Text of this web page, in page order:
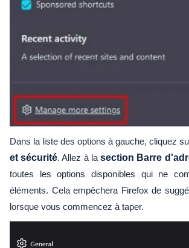
Dans la liste des options à gauche, cliquez
et sécurité. Allez à lasection Barre
toutes les options disponibles qui ne
éléments. Cela empêchera Firefox de
lorsque vous commencez à taper.